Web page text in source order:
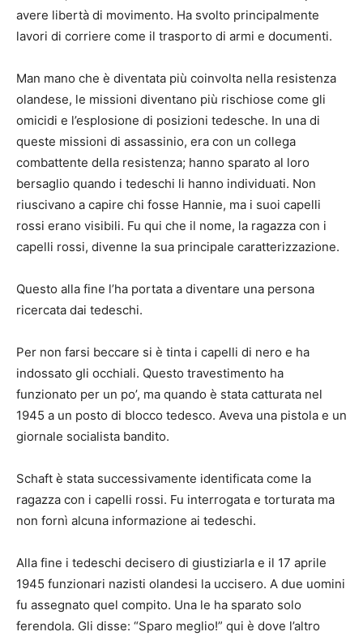
avere libertà di movimento. Ha svolto principalmente
lavori di corriere come il trasporto di armi e documenti.
Man mano che è diventata più coinvolta nella resistenza
olandese, le missioni diventano più rischiose come gli
omicidi e l’esplosione di posizioni tedesche. In una di
queste missioni di assassinio, era con un collega
combattente della resistenza; hanno sparato al loro
bersaglio quando i tedeschi li hanno individuati. Non
riuscivano a capire chi fosse Hannie, ma i suoi capelli
rossi erano visibili. Fu qui che il nome, la ragazza con i
capelli rossi, divenne la sua principale caratterizzazione.
Questo alla fine l’ha portata a diventare una persona
ricercata dai tedeschi.
Per non farsi beccare si è tinta i capelli di nero e ha
indossato gli occhiali. Questo travestimento ha
funzionato per un po’, ma quando è stata catturata nel
1945 a un posto di blocco tedesco. Aveva una pistola e un
giornale socialista bandito.
Schaft è stata successivamente identificata come la
ragazza con i capelli rossi. Fu interrogata e torturata ma
non fornì alcuna informazione ai tedeschi.
Alla fine i tedeschi decisero di giustiziarla e il 17 aprile
1945 funzionari nazisti olandesi la uccisero. A due uomini
fu assegnato quel compito. Una le ha sparato solo
ferendola. Gli disse: “Sparo meglio!” qui è dove l’altro